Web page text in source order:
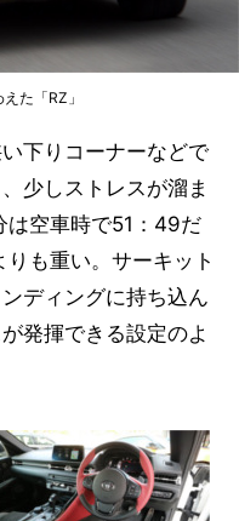
た「RZ」
下りコーナーなどで
少しストレスが溜ま
は空車時で51：49だ
も重い。サーキット
ディングに持ち込ん
発揮できる設定のよ